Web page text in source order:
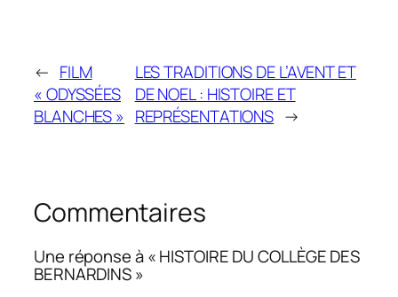
← FILM
« ODYSSÉES
BLANCHES »
LES TRADITIONS DE L’AVENT ET
DE NOEL : HISTOIRE ET
REPRÉSENTATIONS →
Commentaires
Une réponse à « HISTOIRE DU COLLÈGE DES
BERNARDINS »